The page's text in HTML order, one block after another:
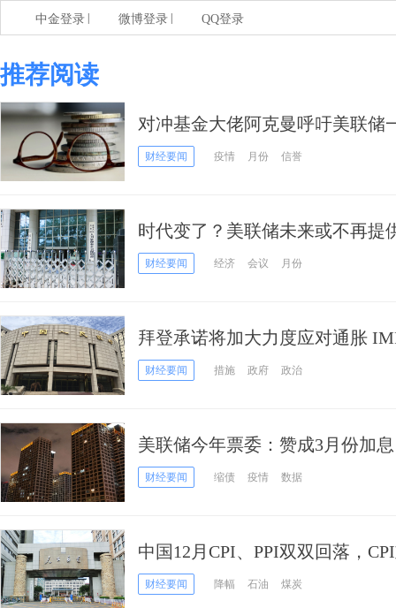
中金登录 微博登录 QQ登录
推荐阅读
对冲基金大佬阿克曼呼吁美联储
财经要闻 疫情 月份 信誉
时代变了？美联储未来或不再提
财经要闻 经济 会议 月份
拜登承诺将加大力度应对通胀
落财经要闻 措施 政府 政治
美联储今年票委：赞成3月份加
息财经要闻 缩债 疫情 数据
中国12月CPI、PPI双双回落，
财经要闻 降幅 石油 煤炭